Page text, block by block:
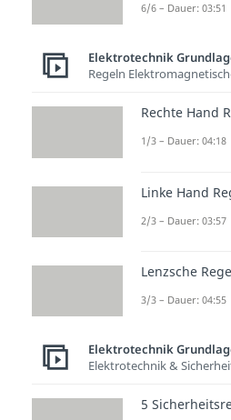
unterbricht.
abfällt. Liegt
du:
Das kannst
für
Hier kann
ungehindert
Folge hat,
6/6 – Dauer: 03:51
Elektrotechnik
Regeln
Rechte Hand
1/3 – Dauer: 04:18
Linke Hand
2/3 – Dauer: 03:57
Lenzsche
3/3 – Dauer: 04:55
Elektrotechnik
Elektrotechnik &
5